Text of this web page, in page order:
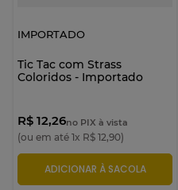
IMPORTADO
Tic Tac com Strass
Coloridos - Importado
R$ 12,26no PIX à vista
(ou em até 1x R$ 12,90)
ADICIONAR À SACOLA